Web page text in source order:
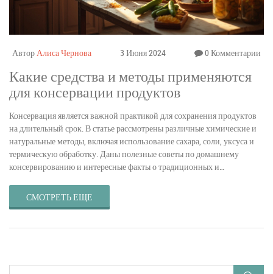
АвторАлиса Чернова 3 Июня 2024 0 Комментарии
Какие средства и методы применяются
для консервации продуктов
Консервация является важной практикой для сохранения продуктов
на длительный срок. В статье рассмотрены различные химические и
натуральные методы, включая использование сахара, соли, уксуса и
термическую обработку. Даны полезные советы по домашнему
консервированию и интересные факты о традиционных и
СМОТРЕТЬ ЕЩЕ